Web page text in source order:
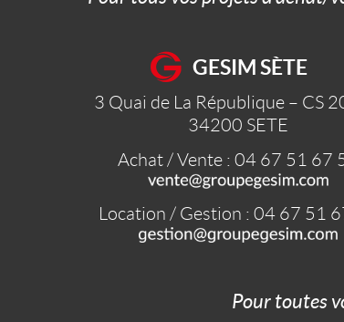
GESIM SÈTE
3 Quai de La République – CS
34200 SETE
Achat / Vente : 04 67 51 67
Location / Gestion : 04 67 51
Pour toutes